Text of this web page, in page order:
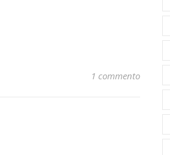
1 commento